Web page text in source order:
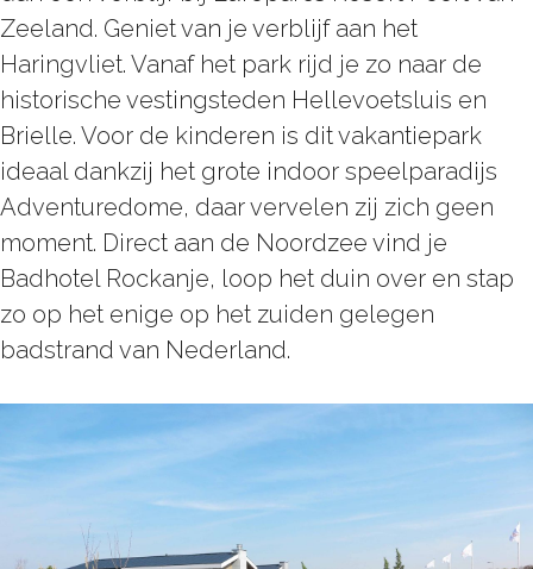
Zeeland. Geniet van je verblijf aan het
Haringvliet. Vanaf het park rijd je zo naar de
historische vestingsteden Hellevoetsluis en
Brielle. Voor de kinderen is dit vakantiepark
ideaal dankzij het grote indoor speelparadijs
Adventuredome, daar vervelen zij zich geen
moment. Direct aan de Noordzee vind je
Badhotel Rockanje, loop het duin over en stap
zo op het enige op het zuiden gelegen
badstrand van Nederland.